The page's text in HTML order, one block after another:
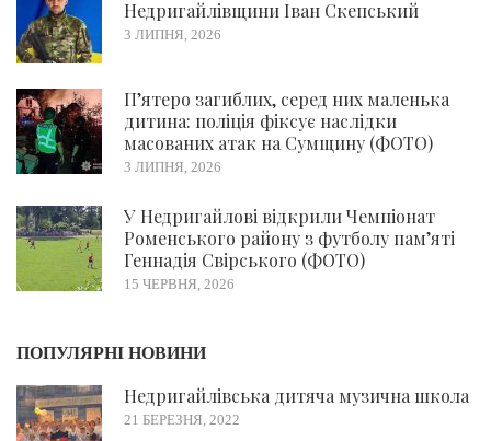
Недригайлівщини Іван Скепський
3 ЛИПНЯ, 2026
П’ятеро загиблих, серед них маленька
дитина: поліція фіксує наслідки
масованих атак на Сумщину (ФОТО)
3 ЛИПНЯ, 2026
У Недригайлові відкрили Чемпіонат
Роменського району з футболу пам’яті
Геннадія Свірського (ФОТО)
15 ЧЕРВНЯ, 2026
ПОПУЛЯРНІ НОВИНИ
Недригайлівська дитяча музична школа
21 БЕРЕЗНЯ, 2022